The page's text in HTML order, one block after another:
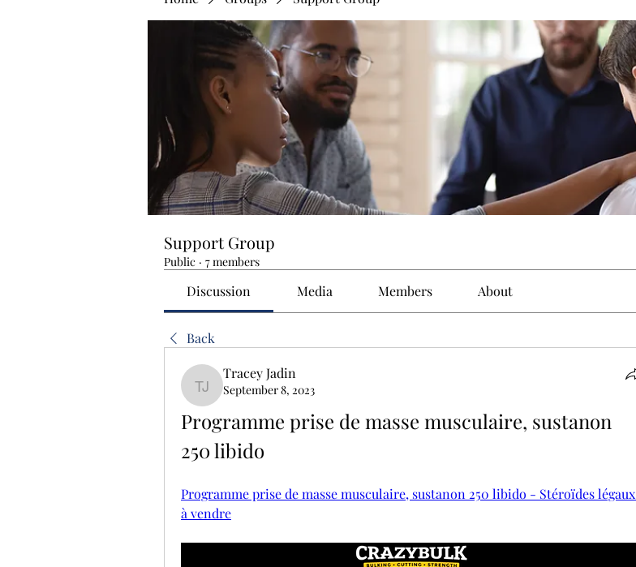
Support Group
Public · 7 members
Discussion Media Members About
Back
Tracey Jadin
Tracey Jadin
September 8, 2023
Programme prise de masse musculaire, sustanon
250 libido
Programme prise de masse musculaire, sustanon 250 libido - Stéroïdes légaux
à vendre